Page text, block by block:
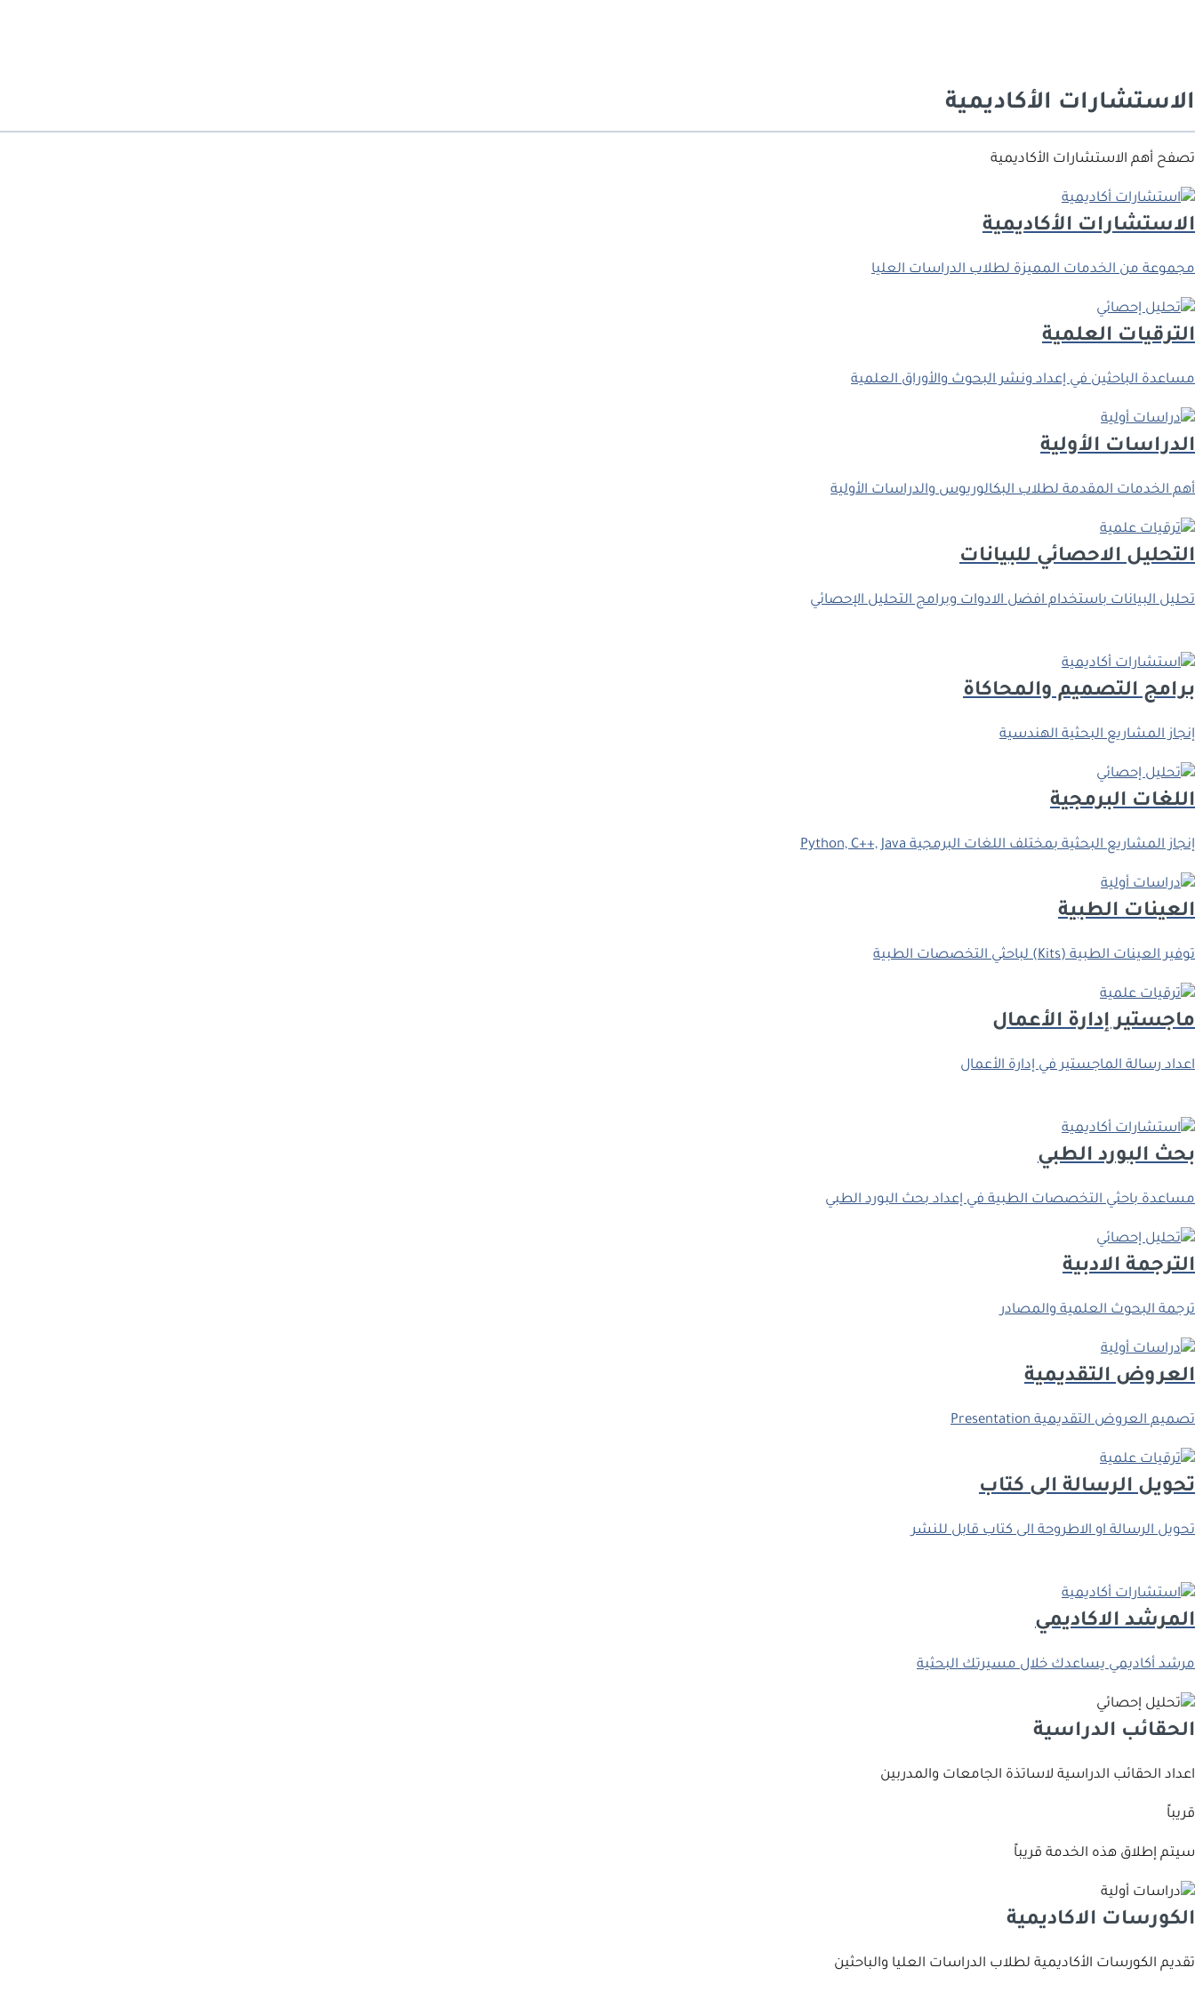
اﻻﺳﺘﺸﺎرات اﻷﻛﺎدﻳﻤﻴﺔ
تصفح أهم الاستشارات الأكاديمية
الاستشارات الأكاديمية
مجموعة من الخدمات المميزة لطلاب الدراسات العليا
اﻟﺘﺮﻗﻴﺎت اﻟﻌﻠﻤﻴﺔ
ﻣﺴﺎﻋﺪة اﻟﺒﺎﺣﺜﻴﻦ ﻓﻲ إﻋﺪاد وﻧﺸﺮ اﻟﺒﺤﻮث واﻷوراق اﻟﻌﻠﻤﻴﺔ
الدراسات الأولية
أهم الخدمات المقدمة لطلاب البكالوريوس والدراسات الأولية
اﻟﺘﺤﻠﻴﻞ اﻻﺣﺼﺎﺋﻲ ﻟﻠﺒﻴﺎﻧﺎت
ﺗﺤﻠﻴﻞ اﻟﺒﻴﺎﻧﺎت ﺑﺎﺳﺘﺨﺪام اﻓﻀﻞ اﻻدوات وﺑﺮاﻣﺞ اﻟﺘﺤﻠﻴﻞ اﻹﺣﺼﺎﺋﻲ
ﺑﺮاﻣﺞ اﻟﺘﺼﻤﻴﻢ واﻟﻤﺤﺎﻛﺎة
إﻧﺠﺎز اﻟﻤﺸﺎرﻳﻊ اﻟﺒﺤﺜﻴﺔ اﻟﻬﻨﺪﺳﻴﺔ
اﻟﻠﻐﺎت اﻟﺒﺮﻣﺠﻴﺔ
إﻧﺠﺎز اﻟﻤﺸﺎرﻳﻊ اﻟﺒﺤﺜﻴﺔ ﺑﻤﺨﺘﻠﻒ اﻟﻠﻐﺎت اﻟﺒﺮﻣﺠﻴﺔ Python, C++, Java
اﻟﻌﻴﻨﺎت اﻟﻄﺒﻴﺔ
ﺗﻮﻓﻴﺮ اﻟﻌﻴﻨﺎت اﻟﻄﺒﻴﺔ (Kits) ﻟﺒﺎﺣﺜﻲ اﻟﺘﺨﺼﺼﺎت اﻟﻄﺒﻴﺔ
ﻣﺎﺟﺴﺘﻴﺮ إدارة اﻷﻋﻤﺎل
اﻋﺪاد رﺳﺎﻟﺔ اﻟﻤﺎﺟﺴﺘﻴﺮ ﻓﻲ إدارة اﻷﻋﻤﺎل
ﺑﺤﺚ اﻟﺒﻮرد اﻟﻄﺒﻲ
ﻣﺴﺎﻋﺪة ﺑﺎﺣﺜﻲ اﻟﺘﺨﺼﺼﺎت اﻟﻄﺒﻴﺔ ﻓﻲ إﻋﺪاد ﺑﺤﺚ اﻟﺒﻮرد اﻟﻄﺒﻲ
اﻟﺘﺮﺟﻤﺔ اﻻدﺑﻴﺔ
ﺗﺮﺟﻤﺔ اﻟﺒﺤﻮث اﻟﻌﻠﻤﻴﺔ واﻟﻤﺼﺎدر
اﻟﻌﺮوض اﻟﺘﻘﺪﻳﻤﻴﺔ
ﺗﺼﻤﻴﻢ اﻟﻌﺮوض اﻟﺘﻘﺪﻳﻤﻴﺔ Presentation
ﺗﺤﻮﻳﻞ اﻟﺮﺳﺎﻟﺔ اﻟﻰ ﻛﺘﺎب
ﺗﺤﻮﻳﻞ اﻟﺮﺳﺎﻟﺔ او اﻻﻃﺮوﺣﺔ اﻟﻰ ﻛﺘﺎب ﻗﺎﺑﻞ ﻟﻠﻨﺸﺮ
اﻟﻤﺮﺷﺪ اﻻﻛﺎدﻳﻤﻲ
ﻣﺮﺷﺪ أﻛﺎدﻳﻤﻲ ﻳﺴﺎﻋﺪك ﺧﻼل ﻣﺴﻴﺮﺗﻚ اﻟﺒﺤﺜﻴﺔ
اﻟﺤﻘﺎﺋﺐ اﻟﺪراﺳﻴﺔ
اﻋﺪاد اﻟﺤﻘﺎﺋﺐ اﻟﺪراﺳﻴﺔ ﻻﺳﺎﺗﺬة اﻟﺠﺎﻣﻌﺎت واﻟﻤﺪرﺑﻴﻦ
قريباً
سيتم إطلاق هذه الخدمة قريباً
اﻟﻜﻮرﺳﺎت اﻻﻛﺎدﻳﻤﻴﺔ
ﺗﻘﺪﻳﻢ اﻟﻜﻮرﺳﺎت اﻷﻛﺎدﻳﻤﻴﺔ ﻟﻄﻼب اﻟﺪراﺳﺎت اﻟﻌﻠﻴﺎ واﻟﺒﺎﺣﺜﻴﻦ